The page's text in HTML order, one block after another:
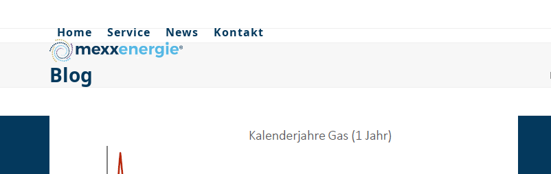
Home Service News Kontakt
Blog